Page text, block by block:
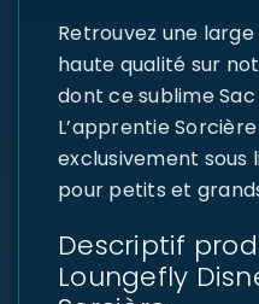
Retrouvez une
haute qualité sur
dont ce sublime
L’apprentie
exclusivement sous
pour petits et
Descriptif
Loungefly